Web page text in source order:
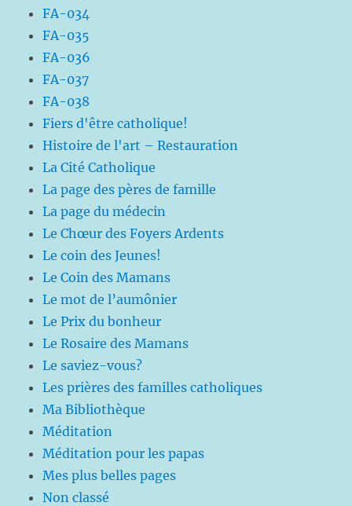
FA-034
FA-035
FA-036
FA-037
FA-038
Fiers d'être catholique!
Histoire de l'art – Restauration
La Cité Catholique
La page des pères de famille
La page du médecin
Le Chœur des Foyers Ardents
Le coin des Jeunes!
Le Coin des Mamans
Le mot de l’aumônier
Le Prix du bonheur
Le Rosaire des Mamans
Le saviez-vous?
Les prières des familles catholiques
Ma Bibliothèque
Méditation
Méditation pour les papas
Mes plus belles pages
Non classé